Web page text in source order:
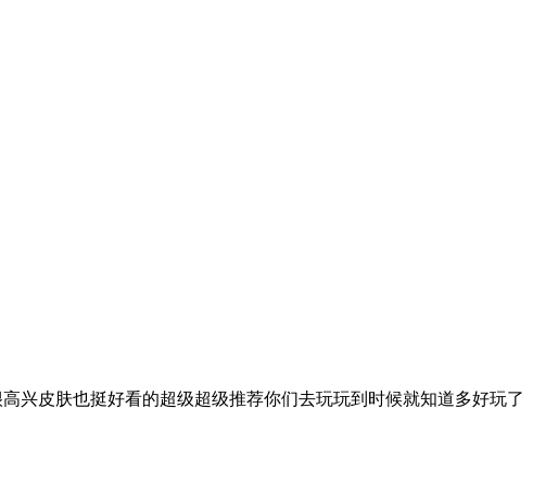
兴皮肤也挺好看的超级超级推荐你们去玩玩到时候就知道多好玩了